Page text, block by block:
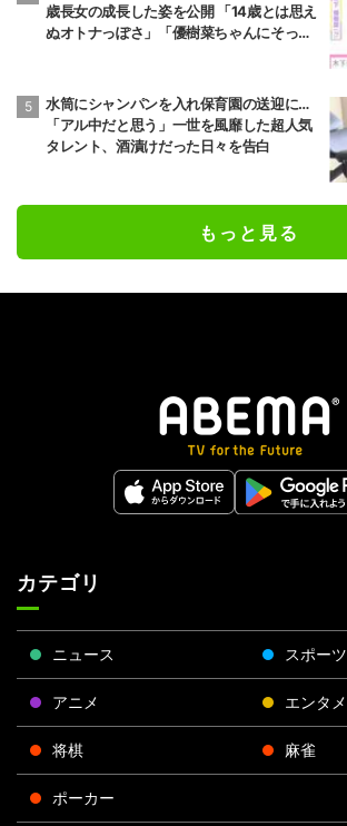
歳長女の成長した姿を公開 「14歳とは思え
ぬオトナっぽさ」「優樹菜ちゃんにそっく
水筒にシャンパンを入れ保育園の送迎に…
「アル中だと思う」一世を風靡した超人気
タレント、酒漬けだった日々を告白
もっと見る
カテゴリ
ニュース スポーツ
アニメ エンタメ
将棋 麻雀
ポーカー